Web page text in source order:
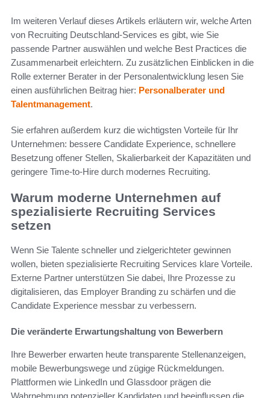
Im weiteren Verlauf dieses Artikels erläutern wir, welche Arten
von Recruiting Deutschland-Services es gibt, wie Sie
passende Partner auswählen und welche Best Practices die
Zusammenarbeit erleichtern. Zu zusätzlichen Einblicken in die
Rolle externer Berater in der Personalentwicklung lesen Sie
einen ausführlichen Beitrag hier: Personalberater und
Talentmanagement.
Sie erfahren außerdem kurz die wichtigsten Vorteile für Ihr
Unternehmen: bessere Candidate Experience, schnellere
Besetzung offener Stellen, Skalierbarkeit der Kapazitäten und
geringere Time-to-Hire durch modernes Recruiting.
Warum moderne Unternehmen auf
spezialisierte Recruiting Services
setzen
Wenn Sie Talente schneller und zielgerichteter gewinnen
wollen, bieten spezialisierte Recruiting Services klare Vorteile.
Externe Partner unterstützen Sie dabei, Ihre Prozesse zu
digitalisieren, das Employer Branding zu schärfen und die
Candidate Experience messbar zu verbessern.
Die veränderte Erwartungshaltung von Bewerbern
Ihre Bewerber erwarten heute transparente Stellenanzeigen,
mobile Bewerbungswege und zügige Rückmeldungen.
Plattformen wie LinkedIn und Glassdoor prägen die
Wahrnehmung potenzieller Kandidaten und beeinflussen die